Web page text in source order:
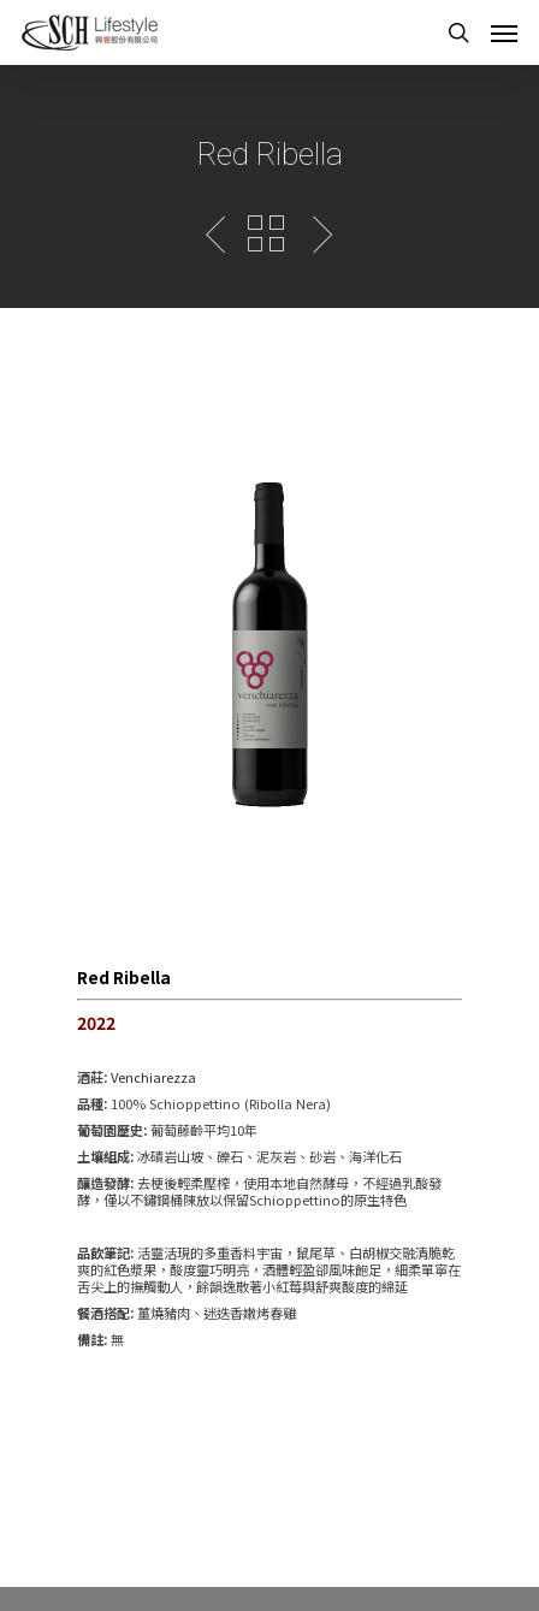
Red Ribella
Red Ribella
2022
酒莊:Venchiarezza
品種: 100% Schioppettino (Ribolla Nera)
葡萄園歷史:葡萄藤齡平均10年
土壤組成:冰磧岩山坡、礫石、泥灰岩、砂岩、海洋化石
釀造發酵:去梗後輕柔壓榨，使用本地自然酵母，不經過乳酸發
酵，僅以不鏽鋼桶陳放以保留Schioppettino的原生特色
品飲筆記: 活靈活現的多重香料宇宙，鼠尾草、白胡椒交融清脆乾
爽的紅色漿果，酸度靈巧明亮，酒體輕盈卻風味飽足，細柔單寧在
舌尖上的撫觸動人，餘韻逸散著小紅莓與舒爽酸度的綿延
餐酒搭配:薑燒豬肉、迷迭香嫩烤春雞
備註:無